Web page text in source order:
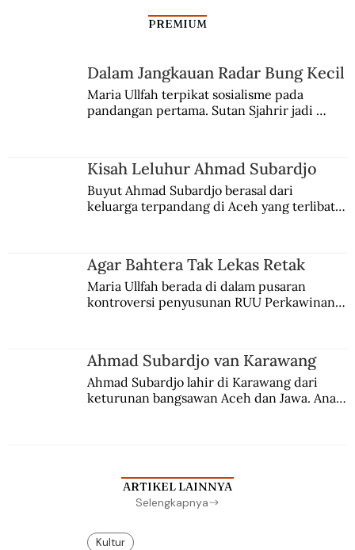
Jenderal Soedirman Lebaran di Jakarta
PREMIUM
Dalam Jangkauan Radar Bung Kecil
Maria Ullfah terpikat sosialisme pada
pandangan pertama. Sutan Sjahrir jadi
Kisah Leluhur Ahmad Subardjo
Buyut Ahmad Subardjo berasal dari
keluarga terpandang di Aceh yang terlibat
Agar Bahtera Tak Lekas Retak
Maria Ullfah berada di dalam pusaran
kontroversi penyusunan RUU Perkawinan.
Ahmad Subardjo van Karawang
Ahmad Subardjo lahir di Karawang dari
keturunan bangsawan Aceh dan Jawa. Anak
ARTIKEL LAINNYA
Selengkapnya
Kultur